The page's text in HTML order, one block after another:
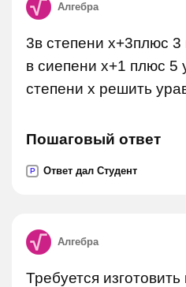
Алгебра
3в степени х+3плюс 3
в сиепени х+1 плюс
степени х решить
Пошаговый ответ
P Ответ дал Студент
Алгебра
Требуется